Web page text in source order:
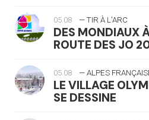
05.08 — TIR À L'ARC
DES MONDIAUX
ROUTE DES JO
05.08 — ALPES
LE VILLAGE
SE DESSINE